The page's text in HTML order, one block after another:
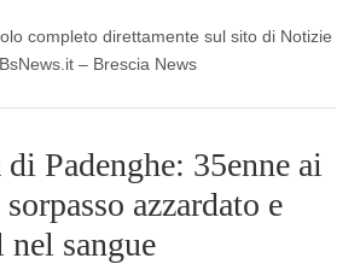
completo direttamente sul sito di Notizie
– Brescia News
Padenghe: 35enne ai
azzardato e
sangue